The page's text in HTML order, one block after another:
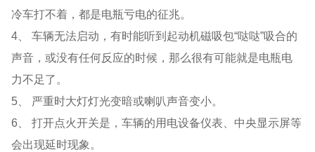
冷车打不着，都是电瓶亏电的征兆。
4、
车辆无法启动，有时能听到起动机磁吸包“哒哒”吸合的
声音，或没有任何反应的时候，那么很有可能就是电瓶电
力不足了。
5、
严重时大灯灯光变暗或喇叭声音变小。
6、
打开点火开关是，车辆的用电设备仪表、中央显示屏等
会出现延时现象。